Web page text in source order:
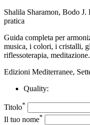
Shalila Sharamon, Bodo
pratica
Guida completa per
musica, i colori, i cristalli,
riflessoterapia, meditazione.
Edizioni Mediterranee,
Quality:
Titolo*
Il tuo nome*